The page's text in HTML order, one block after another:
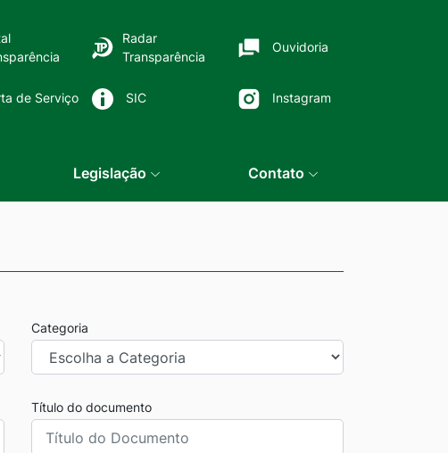
Radar
Transparência
Ouvidoria
de Serviço SIC Instagram
Legislação Contato
Categoria
Título do documento